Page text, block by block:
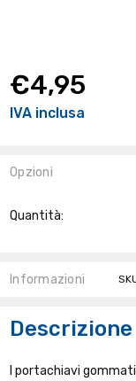
€4,95
IVA inclusa
Opzioni
Attuale:
Quantità:
Informazioni
Descrizione
I portachiavi